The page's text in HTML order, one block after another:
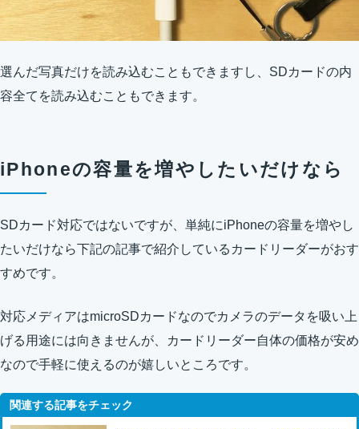
選んだ写真だけを読み込むこともできますし、SDカードの内
容全てを読み込むこともできます。
iPhoneの容量を増やしたいだけなら
SDカード対応ではないですが、単純にiPhoneの容量を増やし
たいだけなら下記の記事で紹介しているカードリーダーがおす
すめです。
対応メディアはmicroSDカードなのでカメラのデータを吸い上
げる用途には向きませんが、カードリーダー自体の価格が安め
なので手軽に使えるのが嬉しいところです。